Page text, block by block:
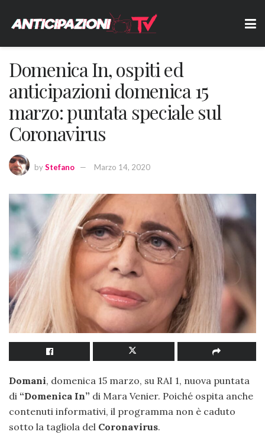
Domenica In, ospiti ed
anticipazioni domenica 15
marzo: puntata speciale sul
Coronavirus
byStefano Marzo 14, 2020
Domani, domenica 15 marzo, su RAI 1, nuova puntata
di “Domenica In” di Mara Venier. Poiché ospita anche
contenuti informativi, il programma non è caduto
sotto la tagliola del Coronavirus.